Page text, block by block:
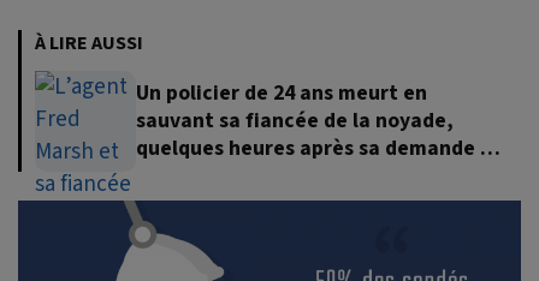
À LIRE AUSSI
Un policier de 24 ans meurt en
sauvant sa fiancée de la noyade,
quelques heures après sa demande en